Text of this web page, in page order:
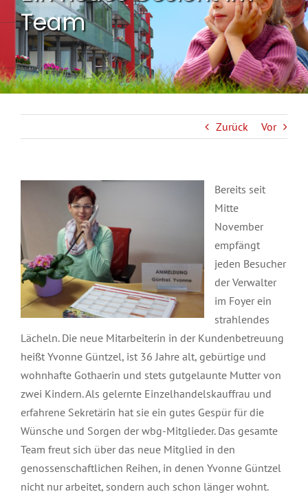
Team
Zurück Vor
Bereits seit
Mitte
November
empfängt
jeden Besucher
der Verwalter
im Foyer ein
strahlendes
Lächeln. Die neue Mitarbeiterin in der Kundenbetreuung
heißt Yvonne Güntzel, ist 36 Jahre alt, gebürtige und
wohnhafte Gothaerin und stets gutgelaunte Mutter von
zwei Kindern. Als gelernte Einzelhandelskauffrau und
erfahrene Sekretärin hat sie ein gutes Gespür für die
Wünsche und Sorgen der wbg-Mitglieder. Das gesamte
Team freut sich über das neue Mitglied in den
genossenschaftlichen Reihen, in denen Yvonne Güntzel
nicht nur arbeitet, sondern auch schon länger wohnt.